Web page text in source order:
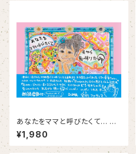
あなたをママと呼びたくて… 天
から舞い降りた命
¥1,980